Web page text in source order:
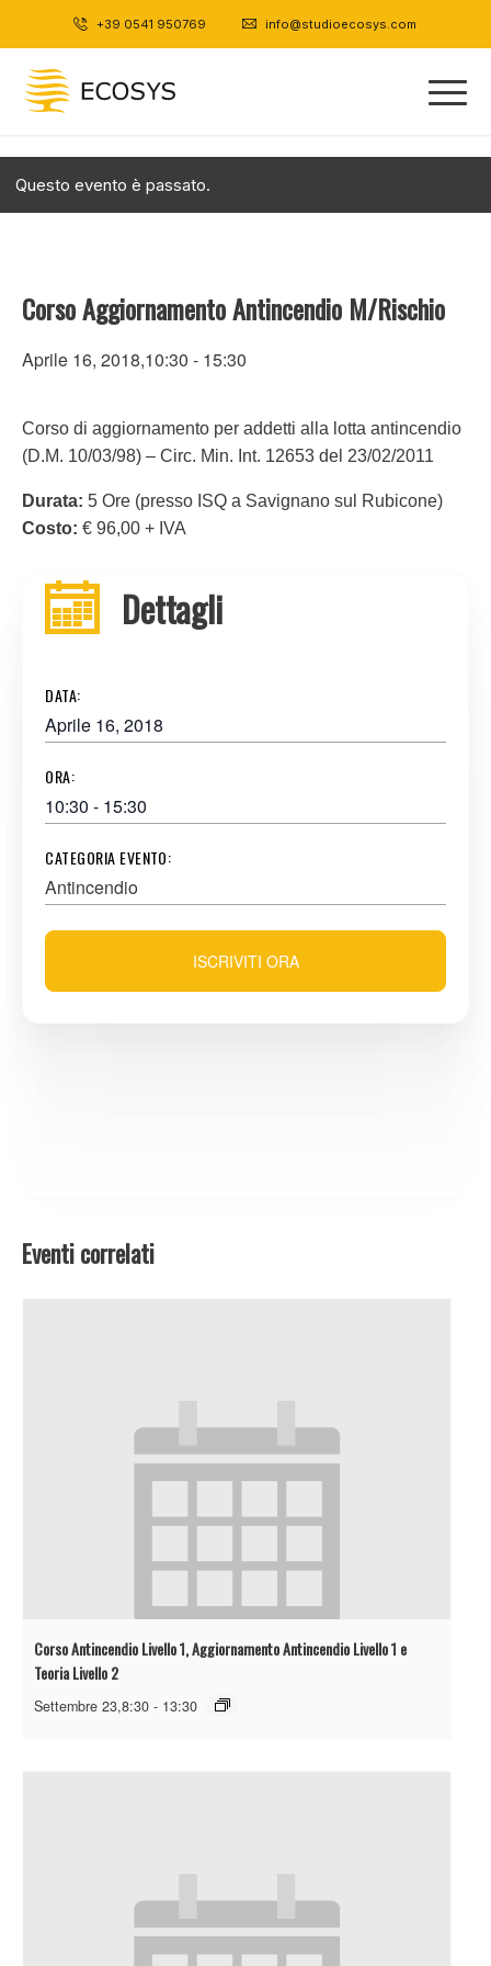
+39 0541 950769 info@studioecosys.com
Questo evento è passato.
Corso Aggiornamento Antincendio M/Rischio
Aprile 16, 2018,10:30 - 15:30
Corso di aggiornamento per addetti alla lotta antincendio
(D.M. 10/03/98) – Circ. Min. Int. 12653 del 23/02/2011
Durata: 5 Ore (presso ISQ a Savignano sul Rubicone)
Costo: € 96,00 + IVA
Dettagli
DATA:
Aprile 16, 2018
ORA:
10:30 - 15:30
CATEGORIA EVENTO:
Antincendio
ISCRIVITI ORA
Eventi correlati
Corso Antincendio Livello 1, Aggiornamento Antincendio Livello 1 e
Teoria Livello 2
Settembre 23,8:30 - 13:30